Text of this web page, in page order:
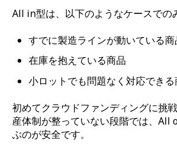
All in型は、以下のようなケースでの
すでに製造ラインが動いている商
在庫を抱えている商品
小ロットでも問題なく対応できる
初めてクラウドファンディングに挑
産体制が整っていない段階では、All
ぶのが安全です。